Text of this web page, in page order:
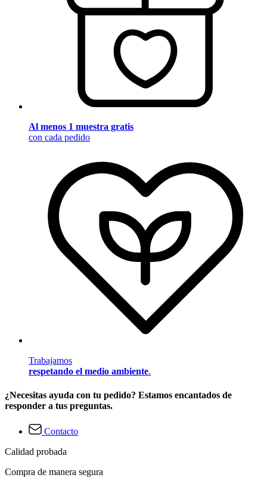
Al menos 1 muestra gratis
con cada pedido
Trabajamos
respetando el medio ambiente.
¿Necesitas ayuda con tu pedido? Estamos encantados de
responder a tus preguntas.
Contacto
Calidad probada
Compra de manera segura